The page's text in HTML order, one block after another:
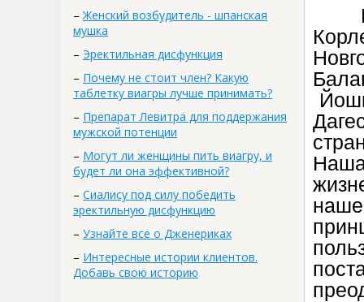
–Женский возбудитель - шпанская
мушка
– Эректильная дисфункция
– Почему не стоит член? Какую
таблетку виагры лучше принимать?
– Препарат Левитра для поддержания
мужской потенции
– Могут ли женщины пить виагру, и
будет ли она эффективной?
– Сиалису под силу победить
эректильную дисфункцию
– Узнайте все о Дженериках
– Интересные истории клиентов.
Добавь свою историю